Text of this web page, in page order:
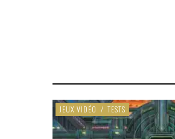
JEUX VIDÉO / TESTS